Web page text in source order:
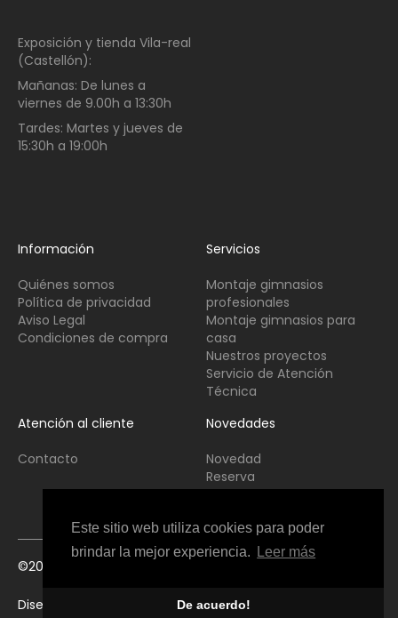
Este sitio web utiliza cookies para poder
brindar la mejor experiencia.
Leer más
De acuerdo!
Exposición y tienda Vila-real
(Castellón):
Mañanas: De lunes a
viernes de 9.00h a 13:30h
Tardes: Martes y jueves de
15:30h a 19:00h
Información
Quiénes somos
Política de privacidad
Aviso Legal
Condiciones de compra
Servicios
Montaje gimnasios
profesionales
Montaje gimnasios para
casa
Nuestros proyectos
Servicio de Atención
Técnica
Atención al cliente
Contacto
Novedades
Novedad
Reserva
Usado
©2021 Copyright Fitness Interior All Rights Reserved
Diseño web Perosio